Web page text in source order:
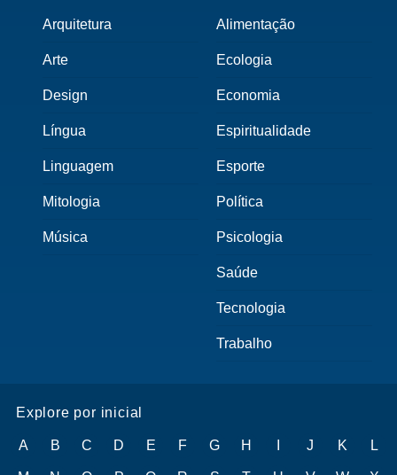
Arquitetura
Arte
Design
Língua
Linguagem
Mitologia
Música
Alimentação
Ecologia
Economia
Espiritualidade
Esporte
Política
Psicologia
Saúde
Tecnologia
Trabalho
Explore por inicial
A B C D E F G H J K L